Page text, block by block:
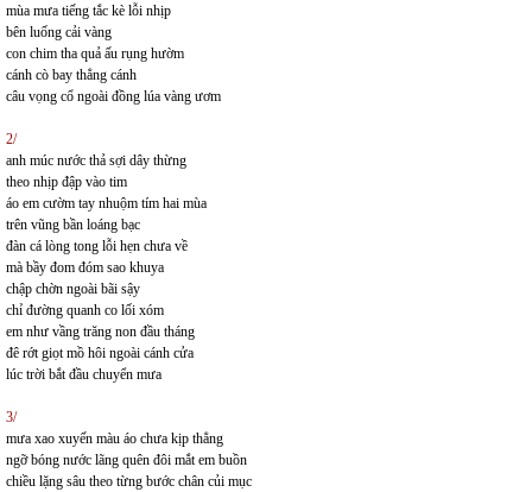
mùa mưa tiếng tắc kè lỗi nhịp
bên luống cải vàng
con chim tha quả ấu rụng hườm
cánh cò bay thẳng cánh
câu vọng cổ ngoài đồng lúa vàng ươm
2/
anh múc nước thả sợi dây thừng
theo nhịp đập vào tim
áo em cườm tay nhuộm tím hai mùa
trên vũng bần loáng bạc
đàn cá lòng tong lỗi hẹn chưa về
mà bầy đom đóm sao khuya
chập chờn ngoài bãi sậy
chỉ đường quanh co lối xóm
em như vầng trăng non đầu tháng
đê rớt giọt mồ hôi ngoài cánh cửa
lúc trời bắt đầu chuyển mưa
3/
mưa xao xuyến màu áo chưa kịp thẳng
ngỡ bóng nước lãng quên đôi mắt em buồn
chiều lặng sâu theo từng bước chân củi mục